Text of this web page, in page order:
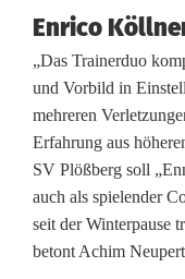
e
r
t
e
a
m
Enrico
„Das Trainerduo
und Vorbild in
mehreren
Erfahrung aus
SV Plößberg soll
auch als spielender
seit der Winterpause
betont Achim